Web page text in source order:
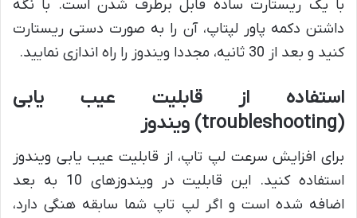
با یک ریستارت ساده قابل برطرف شدن است. با نگه
داشتن دکمه پاور لپتاپ، آن را به صورت دستی ریستارت
کنید و بعد از 30 ثانیه، مجددا ویندوز را راه اندازی نمایید.
استفاده از قابلیت عیب‌ یابی
(troubleshooting) ویندوز
برای افزایش سرعت لپ تاپ، از قابلیت عیب یابی ویندوز
استفاده کنید. این قابلیت در ویندوزهای 10 به بعد
اضافه شده است و اگر لپ تاپ شما سابقه هنگی دارد،